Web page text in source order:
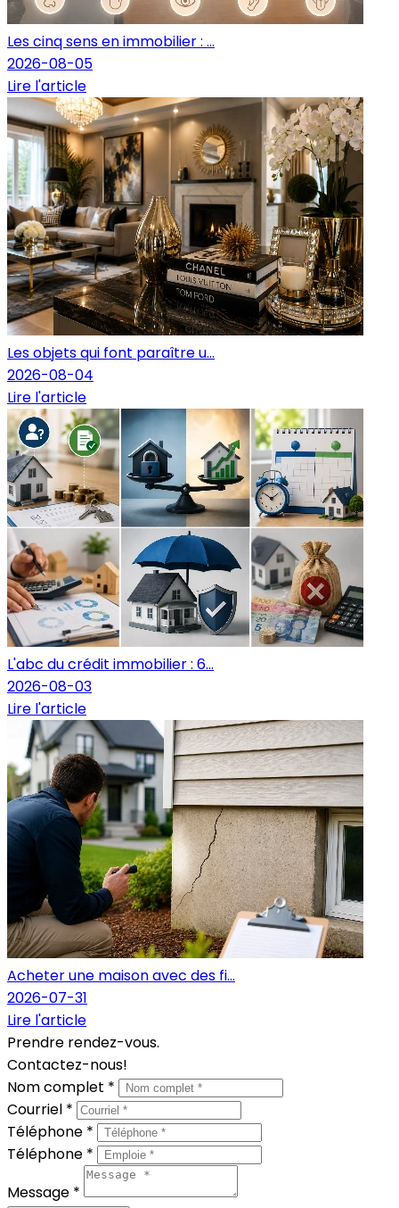
Les cinq sens en immobilier : ...
2026-08-05
Lire l'article
Les objets qui font paraître u...
2026-08-04
Lire l'article
L'abc du crédit immobilier : 6...
2026-08-03
Lire l'article
Acheter une maison avec des fi...
2026-07-31
Lire l'article
Prendre rendez-vous.
Contactez-nous!
Nom complet *
Courriel *
Téléphone *
Téléphone *
Message *